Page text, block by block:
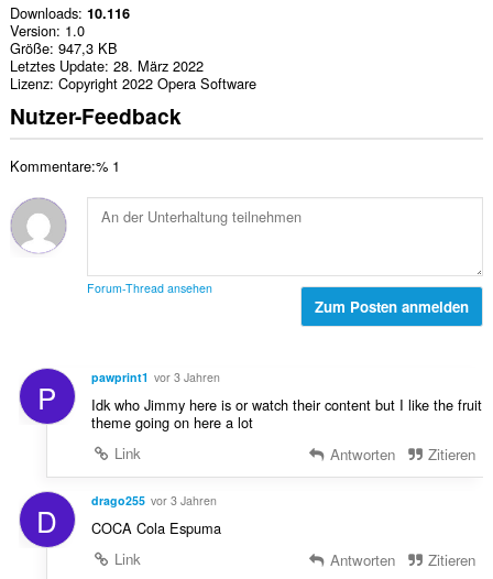
Downloads 10.116
Version 1.0
Größe 947,3 KB
Letztes Update 28. März 2022
Lizenz Copyright 2022 Opera Software
Nutzer-Feedback
Kommentare:% 1
Forum-Thread ansehen
Zum Posten anmelden
P pawprint1 vor 3 Jahren
Idk who Jimmy here is or watch their content but I like the fruit
theme going on here a lot
Link
Antworten Zitieren
D drago255 vor 3 Jahren
COCA Cola Espuma
Link
Antworten Zitieren